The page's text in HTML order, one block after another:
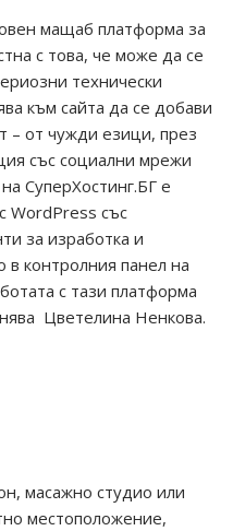
мащаб платформа за
с това, че може да се
технически
към сайта да се добави
– от чужди езици, през
със социални мрежи
СуперХостинг.БГ е
WordPress със
за изработка и
в контролния панел на
с тази платформа
Цветелина Ненкова.
масажно студио или
местоположение,